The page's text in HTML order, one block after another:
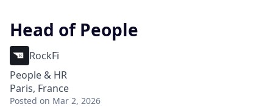
Head of People
RockFi
People & HR
Paris, France
Posted on Mar 2, 2026